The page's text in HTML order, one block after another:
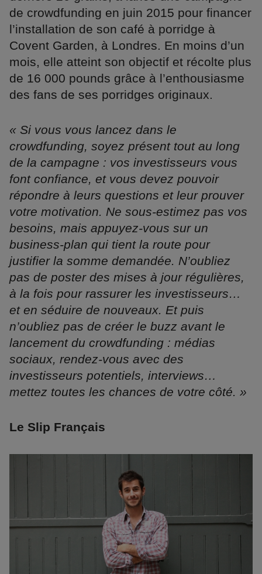
de crowdfunding en juin 2015 pour financer
l’installation de son café à porridge à
Covent Garden, à Londres. En moins d’un
mois, elle atteint son objectif et récolte plus
de 16 000 pounds grâce à l’enthousiasme
des fans de ses porridges originaux.
« Si vous vous lancez dans le
crowdfunding, soyez présent tout au long
de la campagne : vos investisseurs vous
font confiance, et vous devez pouvoir
répondre à leurs questions et leur prouver
votre motivation. Ne sous-estimez pas vos
besoins, mais appuyez-vous sur un
business-plan qui tient la route pour
justifier la somme demandée. N’oubliez
pas de poster des mises à jour régulières,
à la fois pour rassurer les investisseurs…
et en séduire de nouveaux. Et puis
n’oubliez pas de créer le buzz avant le
lancement du crowdfunding : médias
sociaux, rendez-vous avec des
investisseurs potentiels, interviews…
mettez toutes les chances de votre côté. »
Le Slip Français